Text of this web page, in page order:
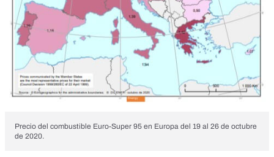
Precio del combustible Euro-Super 95 en Europa del 19 al 26 de octubre
de 2020.